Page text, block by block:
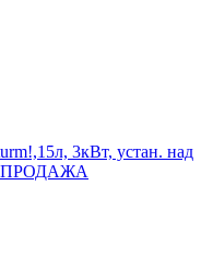
3кВт, устан. над